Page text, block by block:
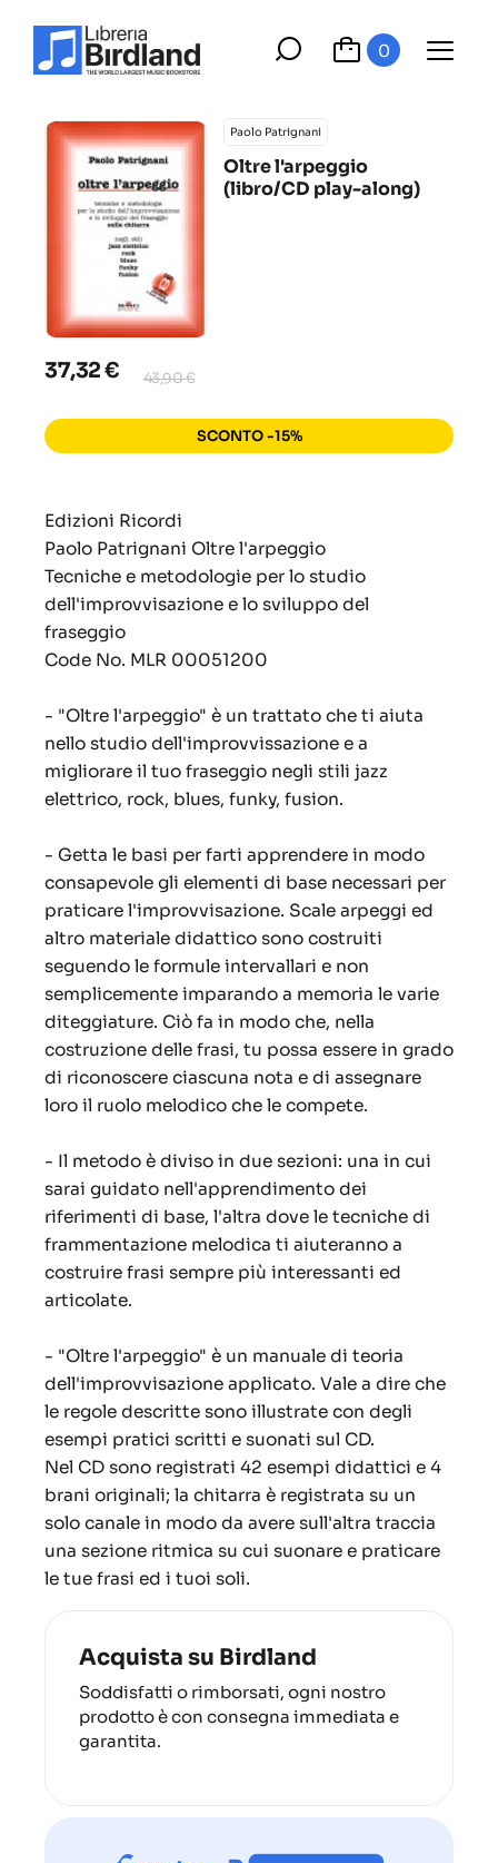
0
Paolo Patrignani
Oltre l'arpeggio
(libro/CD play-along)
37,32 € 43,90 €
SCONTO -15%
Edizioni Ricordi
Paolo Patrignani Oltre l'arpeggio
Tecniche e metodologie per lo studio
dell'improvvisazione e lo sviluppo del
fraseggio
Code No. MLR 00051200
- "Oltre l'arpeggio" è un trattato che ti aiuta
nello studio dell'improvvissazione e a
migliorare il tuo fraseggio negli stili jazz
elettrico, rock, blues, funky, fusion.
- Getta le basi per farti apprendere in modo
consapevole gli elementi di base necessari per
praticare l'improvvisazione. Scale arpeggi ed
altro materiale didattico sono costruiti
seguendo le formule intervallari e non
semplicemente imparando a memoria le varie
diteggiature. Ciò fa in modo che, nella
costruzione delle frasi, tu possa essere in grado
di riconoscere ciascuna nota e di assegnare
loro il ruolo melodico che le compete.
- Il metodo è diviso in due sezioni: una in cui
sarai guidato nell'apprendimento dei
riferimenti di base, l'altra dove le tecniche di
frammentazione melodica ti aiuteranno a
costruire frasi sempre più interessanti ed
articolate.
- "Oltre l'arpeggio" è un manuale di teoria
dell'improvvisazione applicato. Vale a dire che
le regole descritte sono illustrate con degli
esempi pratici scritti e suonati sul CD.
Nel CD sono registrati 42 esempi didattici e 4
brani originali; la chitarra è registrata su un
solo canale in modo da avere sull'altra traccia
una sezione ritmica su cui suonare e praticare
le tue frasi ed i tuoi soli.
Acquista su Birdland
Soddisfatti o rimborsati, ogni nostro
prodotto è con consegna immediata e
garantita.